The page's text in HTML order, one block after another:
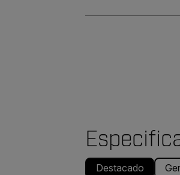
Destacado